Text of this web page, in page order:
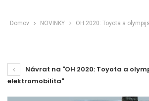
Domov NOVINKY OH 2020: Toyota a
Návrat na "OH 2020: Toyota a
elektromobilita"